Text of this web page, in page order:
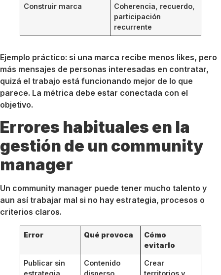
Construir marca
Coherencia, recuerdo,
participación
recurrente
Ejemplo práctico: si una marca recibe menos likes, pero
más mensajes de personas interesadas en contratar,
quizá el trabajo está funcionando mejor de lo que
parece. La métrica debe estar conectada con el
objetivo.
Errores habituales en la
gestión de un community
manager
Un community manager puede tener mucho talento y
aun así trabajar mal si no hay estrategia, procesos o
criterios claros.
Error Qué provoca
Cómo
evitarlo
Publicar sin
estrategia
Contenido
disperso
Crear
territorios y